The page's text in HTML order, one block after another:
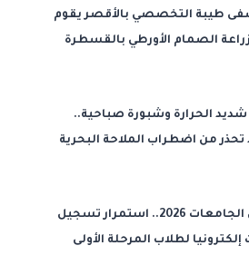
طيبة التخصصي بالأقصر يقوم
زراعة الصمام الأورطي بالقسطرة
الحرارة وشبورة صباحية..
تحذر من اضطراب الملاحة البحرية
تنسيق الجامعات 2026.. استمرار تسجيل
إلكترونيا لطلاب المرحلة الأولى